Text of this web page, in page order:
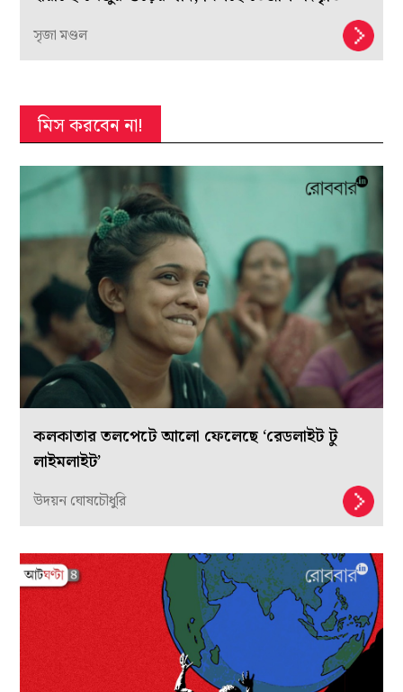
সৃজা মণ্ডল
মিস করবেন না!
কলকাতার তলপেটে আলো ফেলেছে ‘রেডলাইট টু
লাইমলাইট’
উদয়ন ঘোষচৌধুরি